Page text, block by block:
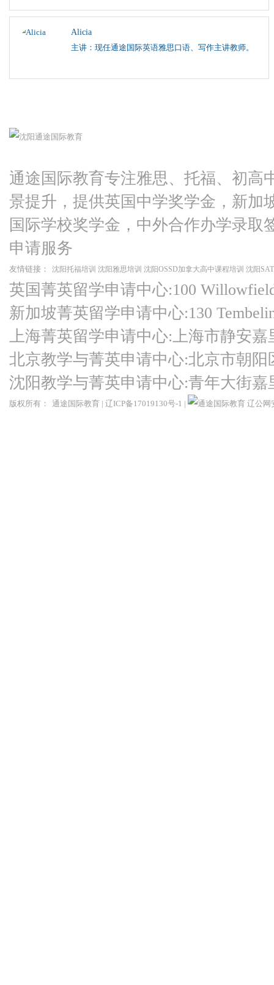
Alicia
主讲：现任通途国际英语雅思口语、写作主讲教师。
通途国际教育专注雅思、托福、初高
景提升，提供英国中学奖学金，新加
国际学校奖学金，中外合作办学录取
申请服务
友情链接： 沈阳托福培训 沈阳雅思培训 沈阳OSSD加拿大高中课程培训 沈阳
英国菁英留学申请中心:100
新加坡菁英留学申请中心:130
上海菁英留学申请中心:上海市静安嘉
北京教学与菁英申请中心:北京市朝
沈阳教学与菁英申请中心:青年大街
版权所有： 通途国际教育 | 辽ICP备17019130号-1 | 辽公网